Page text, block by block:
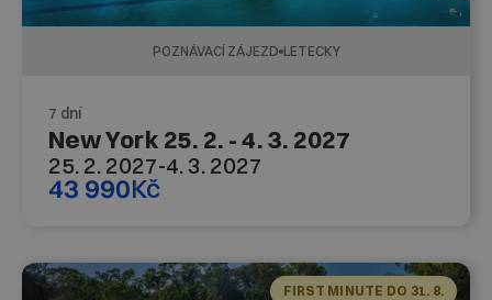
POZNÁVACÍ ZÁJEZD LETECKY
7 dní
New York 25. 2. - 4. 3. 2027
25. 2. 2027-4. 3. 2027
43 990Kč
FIRST MINUTE DO 31. 8.